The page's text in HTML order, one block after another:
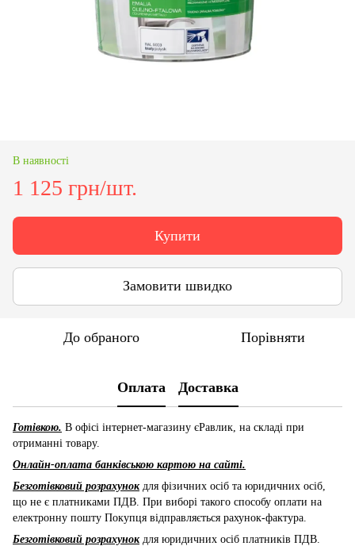
В наявності
1 125 грн/шт.
Купити
Замовити швидко
До обраного Порівняти
Оплата Доставка
Готівкою. В офісі інтернет-магазину єРавлик, на складі при
отриманні товару.
Онлайн-оплата банківською картою на сайті.
Безготівковий розрахунокдля фізичних осіб та юридичних осіб,
що не є платниками ПДВ. При виборі такого способу оплати на
електронну пошту Покупця відправляється рахунок-фактура.
Безготівковий розрахунокдля юридичних осіб платників ПДВ.